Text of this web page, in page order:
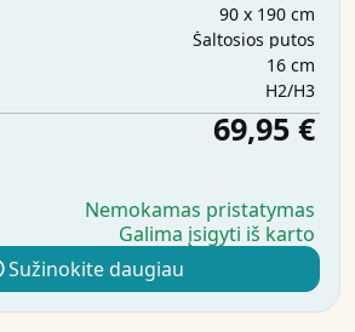
90 x 190 cm
Šaltosios putos
16 cm
H2/H3
69,95 €
Nemokamas pristatymas
Galima įsigyti iš karto
Sužinokite daugiau